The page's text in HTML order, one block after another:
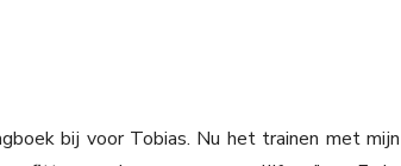
bij voor Tobias. Nu het trainen met mijn